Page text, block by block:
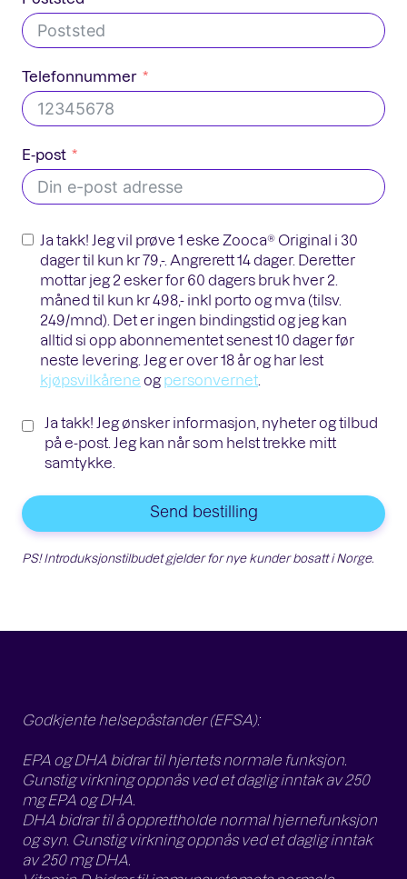
Telefonnummer
E-post
Ja takk! Jeg vil prøve 1 eske Zooca® Original i 30
dager til kun kr 79,-. Angrerett 14 dager. Deretter
mottar jeg 2 esker for 60 dagers bruk hver 2.
måned til kun kr 498,- inkl porto og mva (tilsv.
249/mnd). Det er ingen bindingstid og jeg kan
alltid si opp abonnementet senest 10 dager før
neste levering. Jeg er over 18 år og har lest
kjøpsvilkårene ogpersonvernet
Ja takk! Jeg ønsker informasjon, nyheter og tilbud
på e-post. Jeg kan når som helst trekke mitt
samtykke.
Send bestilling
PS! Introduksjonstilbudet gjelder for nye kunder bosatt i Norge.
Godkjente helsepåstander (EFSA):
EPA og DHA bidrar til hjertets normale funksjon.
Gunstig virkning oppnås ved et daglig inntak av 250
mg EPA og DHA.
DHA bidrar til å opprettholde normal hjernefunksjon
og syn. Gunstig virkning oppnås ved et daglig inntak
av 250 mg DHA.